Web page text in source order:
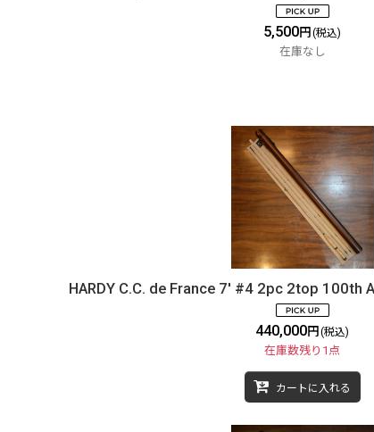
5,500円 (税込)
在庫なし
HARDY C.C. de France 7' #4 2pc 2top 100th
440,000円 (税込)
在庫数残り1点
カートに入れる